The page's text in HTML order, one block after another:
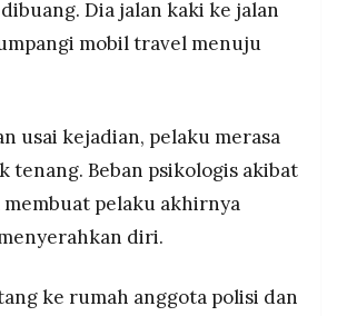
Dia jalan kaki ke jalan
mobil travel menuju
usai kejadian, pelaku merasa
tenang. Beban psikologis akibat
pelaku akhirnya
diri.
ke rumah anggota polisi dan